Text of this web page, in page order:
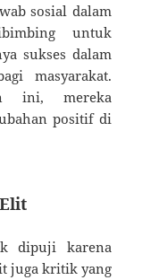
sosial dalam
untuk
sukses dalam
masyarakat.
ini, mereka
positif di
dipuji karena
juga kritik yang